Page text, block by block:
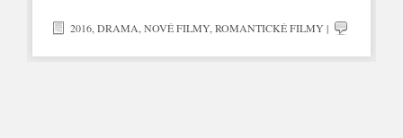
2016, DRAMA NOVÉ FILMY, ROMANTICKÉ FILMY |